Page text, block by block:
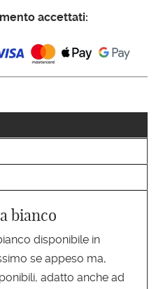
accettati:
bianco
disponibile in
se appeso ma,
adatto anche ad